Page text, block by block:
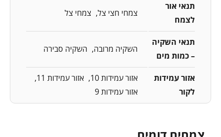
תנאי אור
לצמח
צמחי חצי צל צמחי צל
תנאי השקיה
– כמות מים
השקיה מרובה השקיה סבירה
אזור עמידות
לקור
אזור עמידות 10
אזור עמידות 11
אזור עמידות 9